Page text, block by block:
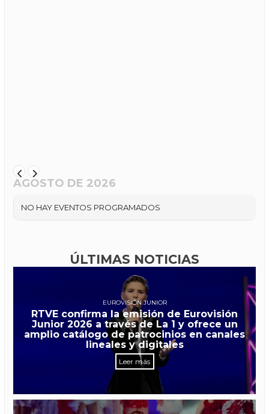
AGOSTO DE 2026
NO HAY EVENTOS PROGRAMADOS
ÚLTIMAS NOTICIAS
EUROVISIÓN JUNIOR
RTVE confirma la emisión de Eurovisión
Junior 2026 a través de La 1 y ofrece un
amplio catálogo de patrocinios en canales
lineales y digitales
Leer más